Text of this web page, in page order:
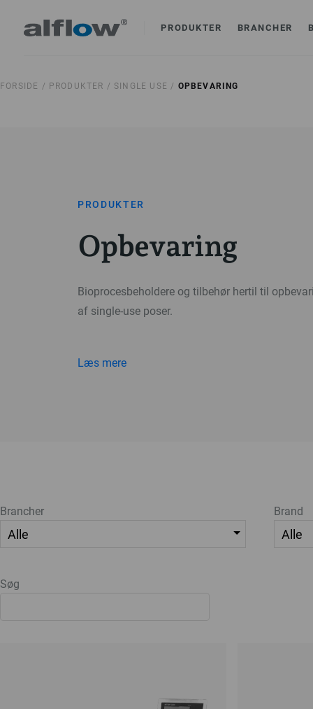
PRODUKTER BRANCHER
FORSIDE / PRODUKTER / SINGLE USE / OPBEVARING
PRODUKTER
Opbevaring
Bioprocesbeholdere og tilbehør hertil til
af single-use poser.
Læs mere
Brancher Brand
Søg